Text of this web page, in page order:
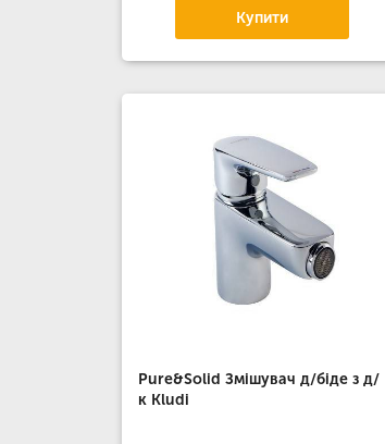
Купити
Pure&Solid Змішувач д/біде з д/
к Kludi